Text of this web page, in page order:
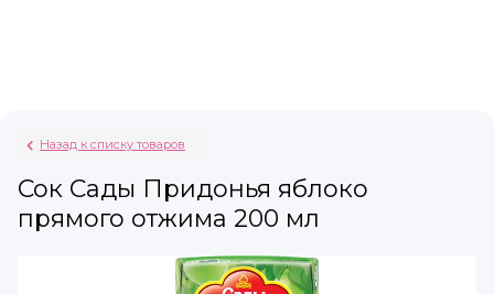
Назад к списку товаров
Сок Сады Придонья яблоко
прямого отжима 200 мл